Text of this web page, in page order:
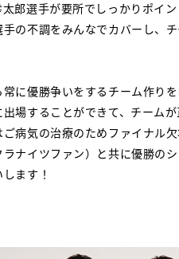
郎選手が要所でしっかりポイ
手の不調をみんなでカバーし、
に優勝争いをするチーム作り
場することができて、チーム
ご病気の治療のためファイナル
ナイツファン）と共に優勝の
ます！